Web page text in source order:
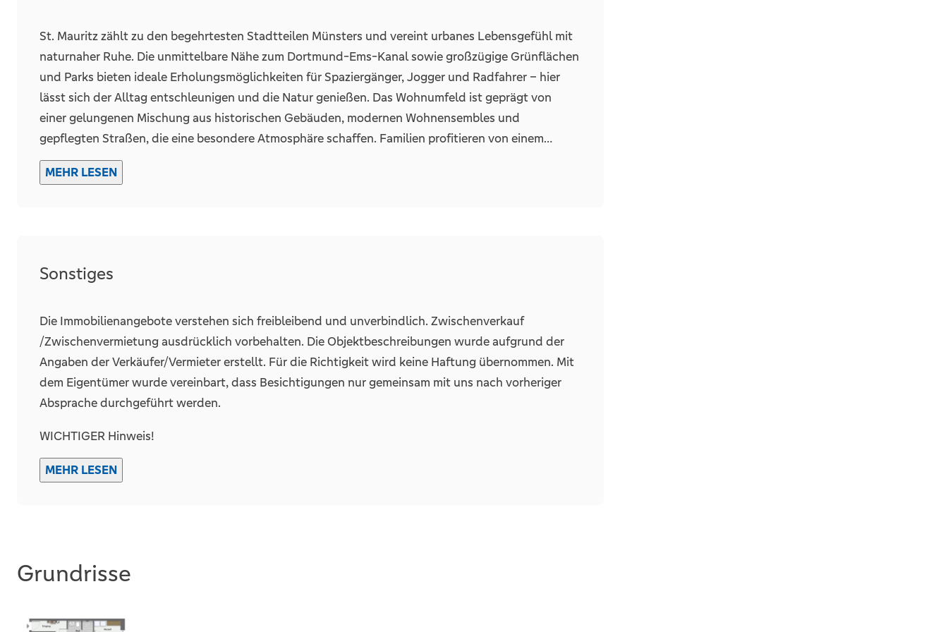
sondern auch durch seine Qualität und Nachhaltigkeit überzeugt – ein Ort, an dem Lebensqualität
und Zukunftsfähigkeit harmonisch verschmelzen. Willkommen in Ihrem neuen Zuhause!
– Waschmaschinen- und Trockneranschlüsse in HWR
St. Mauritz zählt zu den begehrtesten Stadtteilen Münsters und vereint urbanes Lebensgefühl mit
naturnaher Ruhe. Die unmittelbare Nähe zum Dortmund-Ems-Kanal sowie großzügige Grünflächen
und Parks bieten ideale Erholungsmöglichkeiten für Spaziergänger, Jogger und Radfahrer – hier
lässt sich der Alltag entschleunigen und die Natur genießen. Das Wohnumfeld ist geprägt von
einer gelungenen Mischung aus historischen Gebäuden, modernen Wohnensembles und
gepflegten Straßen, die eine besondere Atmosphäre schaffen. Familien profitieren von einem
breiten Bildungsangebot mit mehreren Kindergärten, Grundschulen und weiterführenden Schulen,
die alle bequem erreichbar sind. Zahlreiche Spielplätze, Sportvereine und Freizeiteinrichtungen
Münsteraner Innenstadt, zum Hauptbahnhof und in umliegende Stadtteile. St. Mauritz steht für
MEHR LESEN
Sonstiges
Die Immobilienangebote verstehen sich freibleibend und unverbindlich. Zwischenverkauf
/Zwischenvermietung ausdrücklich vorbehalten. Die Objektbeschreibungen wurde aufgrund der
Angaben der Verkäufer/Vermieter erstellt. Für die Richtigkeit wird keine Haftung übernommen. Mit
dem Eigentümer wurde vereinbart, dass Besichtigungen nur gemeinsam mit uns nach vorheriger
Absprache durchgeführt werden.
WICHTIGER Hinweis!
Die von Kunden angefragten Exposés werden häufiger mal als SPAM gekennzeichnet. Daher bitten
wir Sie auch in Ihrem SPAM-Ordner zu schauen, wenn Sie von uns ein Exposé erwarten.
MEHR LESEN
Grundrisse